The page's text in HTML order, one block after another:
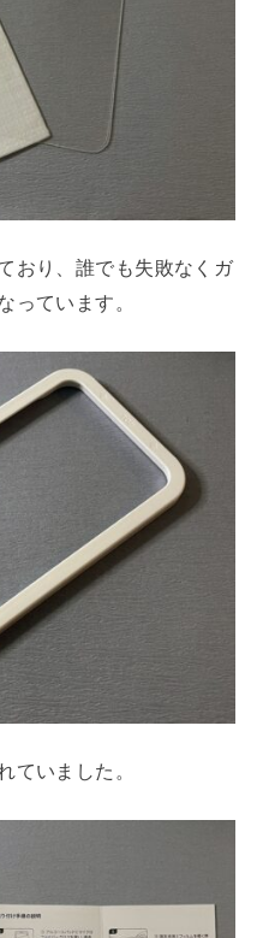
おり、誰でも失敗なくガ
っています。
ていました。